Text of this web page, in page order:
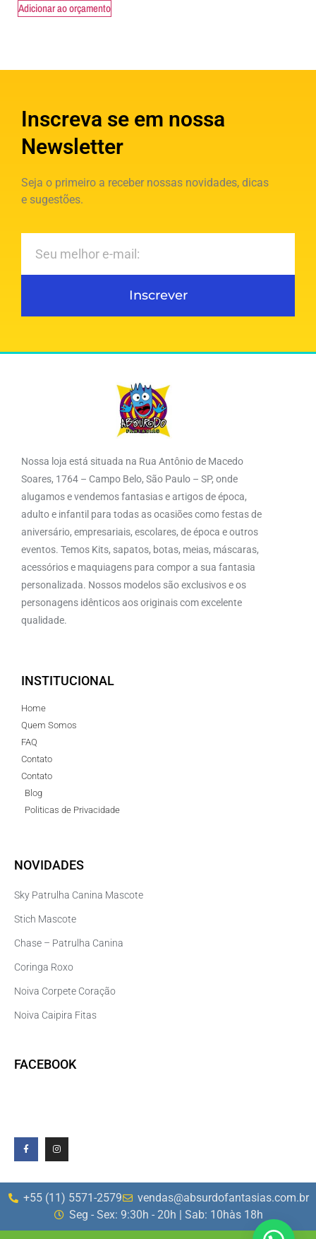
Adicionar ao orçamento
Inscreva se em nossa
Newsletter
Seja o primeiro a receber nossas novidades, dicas
e sugestões.
Inscrever
Nossa loja está situada na Rua Antônio de Macedo
Soares, 1764 – Campo Belo, São Paulo – SP, onde
alugamos e vendemos fantasias e artigos de época,
adulto e infantil para todas as ocasiões como festas de
aniversário, empresariais, escolares, de época e outros
eventos. Temos Kits, sapatos, botas, meias, máscaras,
acessórios e maquiagens para compor a sua fantasia
personalizada. Nossos modelos são exclusivos e os
personagens idênticos aos originais com excelente
qualidade.
INSTITUCIONAL
Home
Quem Somos
FAQ
Contato
Contato
Blog
Politicas de Privacidade
NOVIDADES
Sky Patrulha Canina Mascote
Stich Mascote
Chase – Patrulha Canina
Coringa Roxo
Noiva Corpete Coração
Noiva Caipira Fitas
FACEBOOK
+55 (11) 5571-2579
vendas@absurdofantasias.com.br
Seg - Sex: 9:30h - 20h | Sab: 10hàs 18h